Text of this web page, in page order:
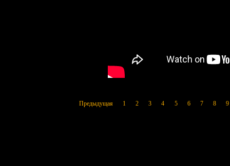
Предыдущая 1 2 3 4 5 6 7 8 9